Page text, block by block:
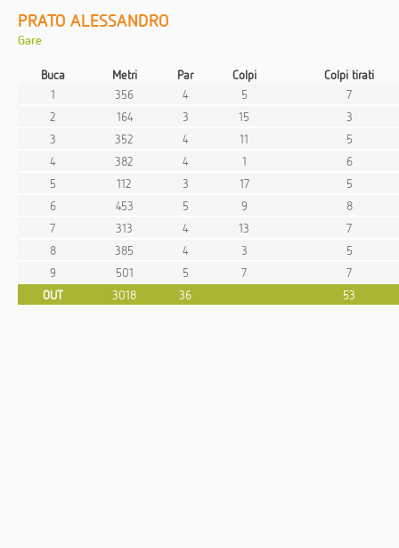
PRATO ALESSANDRO
Gare
Buca Metri Par Colpi
Colpi tirati
1
356 4 5
7
2
164 3 15
3
3
352 4 11
5
4
382 4 1
6
5
112 3 17
5
6
453 5 9
8
7
313 4 13
7
8
385 4 3
5
9
501 5 7
7
OUT
3018 36 53